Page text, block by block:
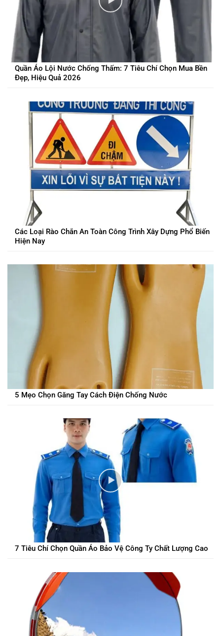
Quần Áo Lội Nước Chống Thấm: 7 Tiêu Chí Chọn Mua Bền
Đẹp, Hiệu Quả 2026
Các Loại Rào Chắn An Toàn Công Trình Xây Dựng Phổ Biến
Hiện Nay
5 Mẹo Chọn Găng Tay Cách Điện Chống Nước
7 Tiêu Chí Chọn Quần Áo Bảo Vệ Công Ty Chất Lượng Cao